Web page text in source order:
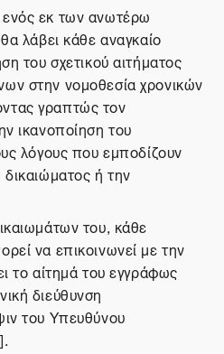
εκ των ανωτέρω
λάβει κάθε αναγκαίο
του σχετικού αιτήματος
στην νομοθεσία χρονικών
γραπτώς τον
ικανοποίηση του
λόγους που εμποδίζουν
ή την
του, κάθε
να επικοινωνεί με την
το αίτημά του εγγράφως
διεύθυνση
του Υπευθύνου